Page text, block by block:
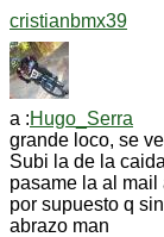
cristianbmx39
a :Hugo_Serra
grande loco, se
Subi la de la
pasame la al
por supuesto q
abrazo man